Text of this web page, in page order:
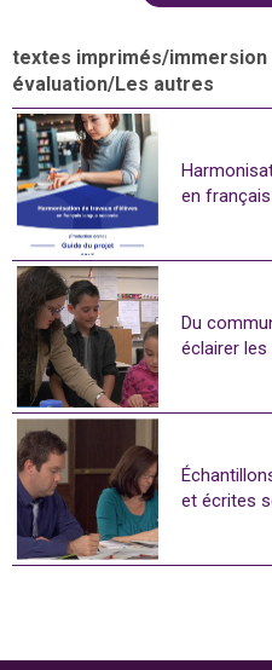
textes imprimés/
évaluation/Les autres
en
Du
éclairer
et écrites